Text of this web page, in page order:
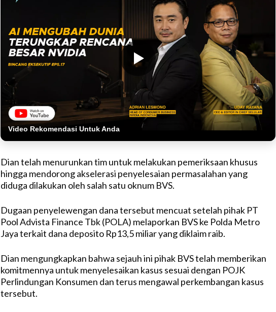
Video Rekomendasi Untuk Anda
Dian telah menurunkan tim untuk melakukan pemeriksaan khusus
hingga mendorong akselerasi penyelesaian permasalahan yang
diduga dilakukan oleh salah satu oknum BVS.
Dugaan penyelewengan dana tersebut mencuat setelah pihak PT
Pool Advista Finance Tbk (POLA) melaporkan BVS ke Polda Metro
Jaya terkait dana deposito Rp13,5 miliar yang diklaim raib.
Dian mengungkapkan bahwa sejauh ini pihak BVS telah memberikan
komitmennya untuk menyelesaikan kasus sesuai dengan POJK
Perlindungan Konsumen dan terus mengawal perkembangan kasus
tersebut.